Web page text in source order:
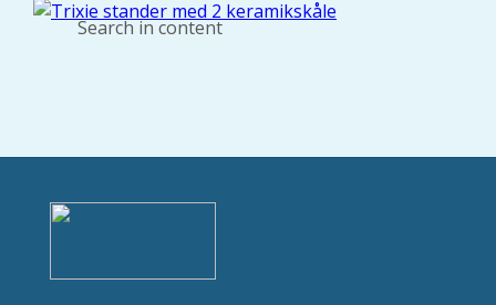
Search in content
Om Bonnie Dyrecenter
Hund
Fugl